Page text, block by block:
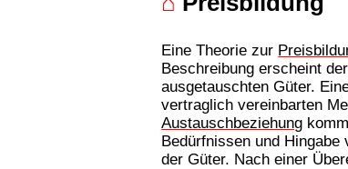
Eine Theorie zur
Beschreibung erscheint
ausgetauschten Güter.
vertraglich vereinbarten
Austauschbeziehung
Bedürfnissen und Hingabe
der Güter. Nach einer